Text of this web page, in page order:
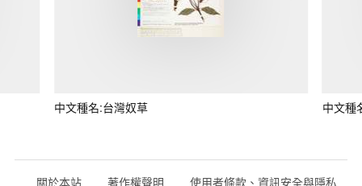
中文種名:台灣奴草 中文種
關於本站 著作權聲明 使用者條款、資訊安全與隱私